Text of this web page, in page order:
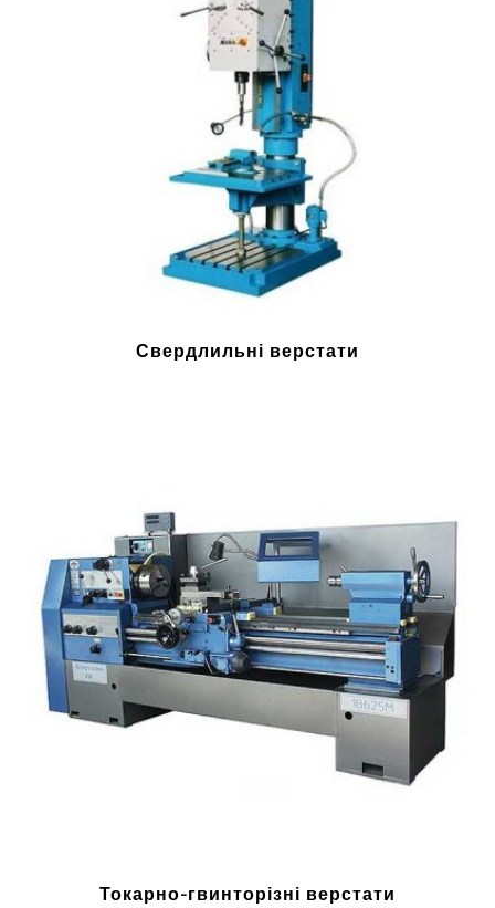
Свердлильні верстати
Токарно-гвинторізні верстати